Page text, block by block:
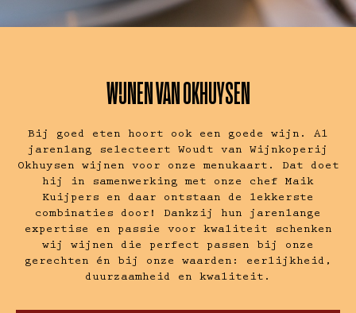
WIJNEN VAN OKHUYSEN
Bij goed eten hoort ook een goede wijn. Al
jarenlang selecteert Woudt van Wijnkoperij
Okhuysen wijnen voor onze menukaart. Dat doet
hij in samenwerking met onze chef Maik
Kuijpers en daar ontstaan de lekkerste
combinaties door! Dankzij hun jarenlange
expertise en passie voor kwaliteit schenken
wij wijnen die perfect passen bij onze
gerechten én bij onze waarden: eerlijkheid,
duurzaamheid en kwaliteit.